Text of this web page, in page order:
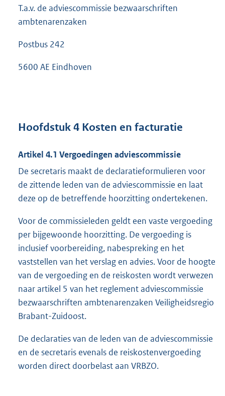
T.a.v. de adviescommissie bezwaarschriften
ambtenarenzaken
Postbus 242
5600 AE Eindhoven
Hoofdstuk 4 Kosten en facturatie
Artikel 4.1 Vergoedingen adviescommissie
De secretaris maakt de declaratieformulieren voor
de zittende leden van de adviescommissie en laat
deze op de betreffende hoorzitting ondertekenen.
Voor de commissieleden geldt een vaste vergoeding
per bijgewoonde hoorzitting. De vergoeding is
inclusief voorbereiding, nabespreking en het
vaststellen van het verslag en advies. Voor de hoogte
van de vergoeding en de reiskosten wordt verwezen
naar artikel 5 van het reglement adviescommissie
bezwaarschriften ambtenarenzaken Veiligheidsregio
Brabant-Zuidoost.
De declaraties van de leden van de adviescommissie
en de secretaris evenals de reiskostenvergoeding
worden direct doorbelast aan VRBZO.